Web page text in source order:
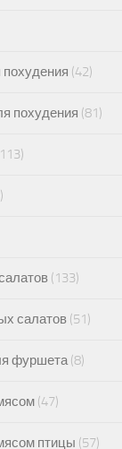
(42)
похудения (81)
(133)
салатов (51)
фуршета(8)
(47)
птицы (57)